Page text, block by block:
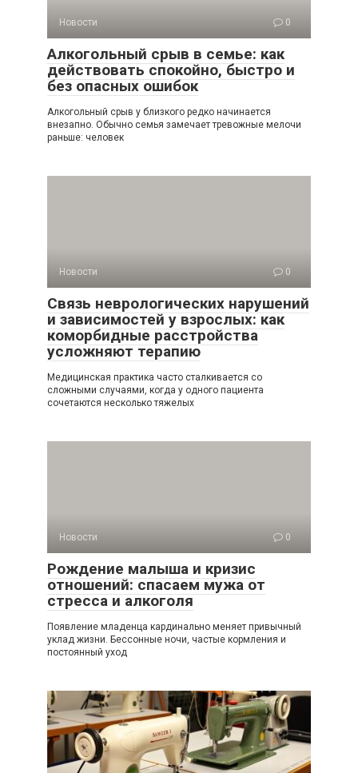
Новости 0
Алкогольный срыв в семье: как
действовать спокойно, быстро и
без опасных ошибок
Алкогольный срыв у близкого редко начинается
внезапно. Обычно семья замечает тревожные мелочи
раньше: человек
Новости 0
Связь неврологических нарушений
и зависимостей у взрослых: как
коморбидные расстройства
усложняют терапию
Медицинская практика часто сталкивается со
сложными случаями, когда у одного пациента
сочетаются несколько тяжелых
Новости 0
Рождение малыша и кризис
отношений: спасаем мужа от
стресса и алкоголя
Появление младенца кардинально меняет привычный
уклад жизни. Бессонные ночи, частые кормления и
постоянный уход